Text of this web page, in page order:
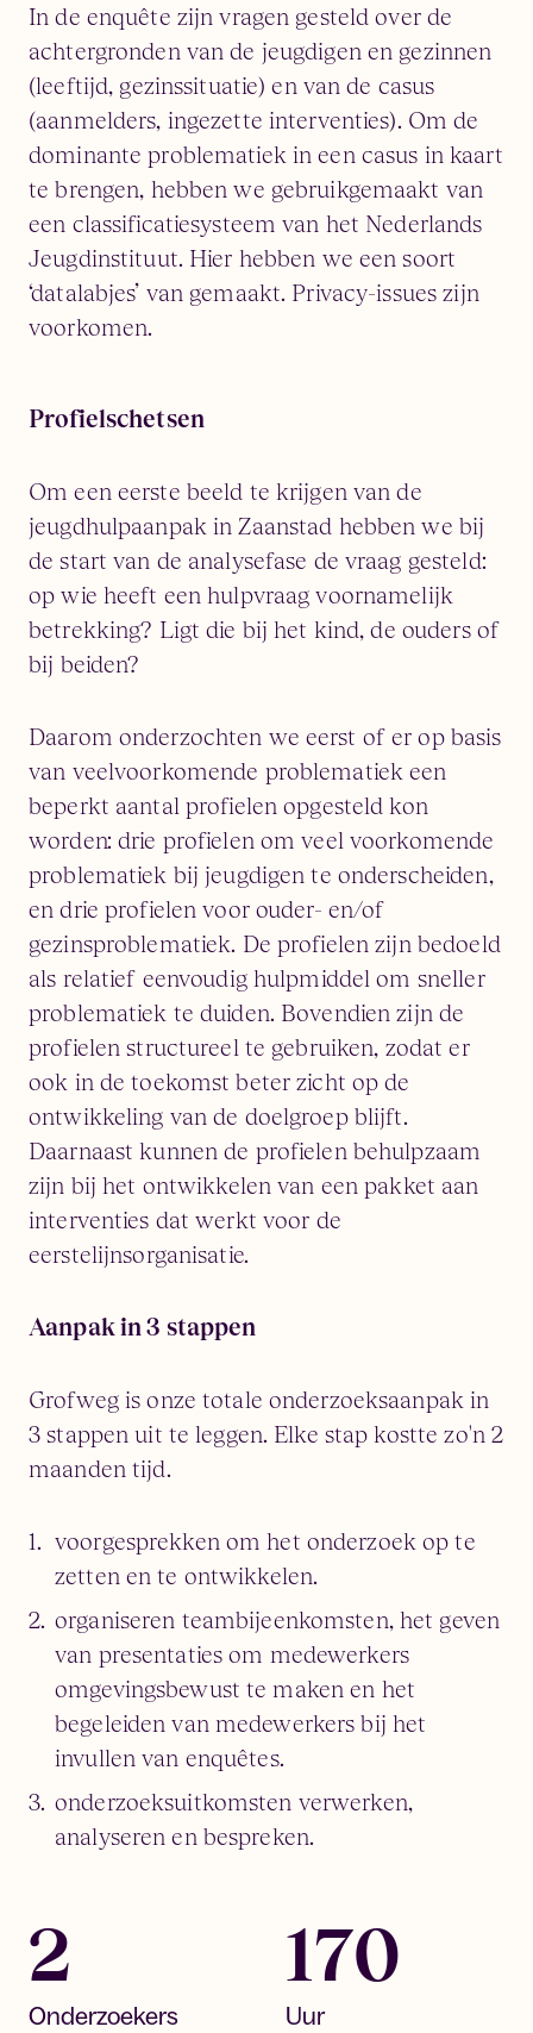
In de enquête zijn vragen gesteld over de
achtergronden van de jeugdigen en gezinnen
(leeftijd, gezinssituatie) en van de casus
(aanmelders, ingezette interventies). Om de
dominante problematiek in een casus in kaart
te brengen, hebben we gebruikgemaakt van
een classificatiesysteem van het Nederlands
Jeugdinstituut. Hier hebben we een soort
‘datalabjes’ van gemaakt. Privacy-issues zijn
voorkomen.
Profielschetsen
Om een eerste beeld te krijgen van de
jeugdhulpaanpak in Zaanstad hebben we bij
de start van de analysefase de vraag gesteld:
op wie heeft een hulpvraag voornamelijk
betrekking? Ligt die bij het kind, de ouders of
bij beiden?
Daarom onderzochten we eerst of er op basis
van veelvoorkomende problematiek een
beperkt aantal profielen opgesteld kon
worden: drie profielen om veel voorkomende
problematiek bij jeugdigen te onderscheiden,
en drie profielen voor ouder- en/of
gezinsproblematiek. De profielen zijn bedoeld
als relatief eenvoudig hulpmiddel om sneller
problematiek te duiden. Bovendien zijn de
profielen structureel te gebruiken, zodat er
ook in de toekomst beter zicht op de
ontwikkeling van de doelgroep blijft.
Daarnaast kunnen de profielen behulpzaam
zijn bij het ontwikkelen van een pakket aan
interventies dat werkt voor de
eerstelijnsorganisatie.
Aanpak in 3 stappen
Grofweg is onze totale onderzoeksaanpak in
3 stappen uit te leggen. Elke stap kostte zo'n 2
maanden tijd.
voorgesprekken om het onderzoek op te
zetten en te ontwikkelen.
organiseren teambijeenkomsten, het geven
van presentaties om medewerkers
omgevingsbewust te maken en het
begeleiden van medewerkers bij het
invullen van enquêtes.
onderzoeksuitkomsten verwerken,
analyseren en bespreken.
2
Onderzoekers
170
Uur